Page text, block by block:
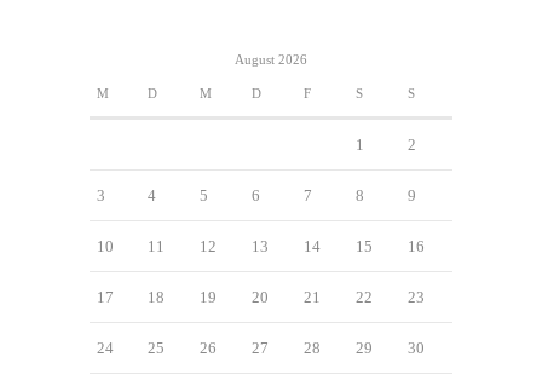
August 2026
M D M D F S S
1 2
3 4 5 6 7 8 9
10 11 12 13 14 15 16
17 18 19 20 21 22 23
24 25 26 27 28 29 30